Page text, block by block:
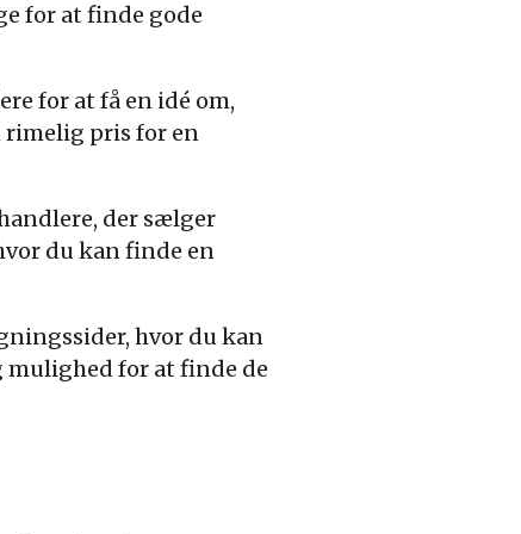
for at finde gode
for at få en idé om,
rimelig pris for en
der sælger
du kan finde en
hvor du kan
mulighed for at finde de